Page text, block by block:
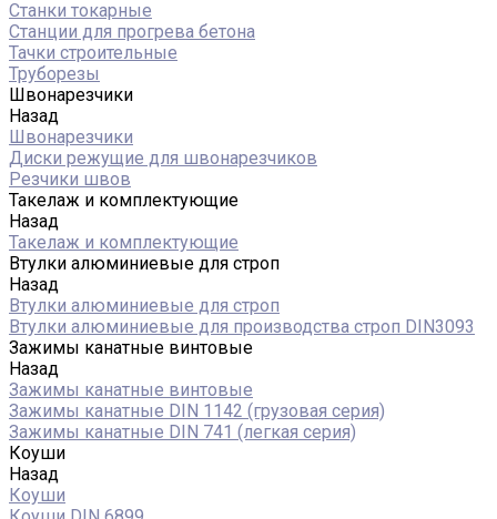
Станки токарные
Станции для прогрева бетона
Тачки строительные
Труборезы
Швонарезчики
Назад
Швонарезчики
Диски режущие для швонарезчиков
Резчики швов
Такелаж и комплектующие
Назад
Такелаж и комплектующие
Втулки алюминиевые для строп
Назад
Втулки алюминиевые для строп
Втулки алюминиевые для производства строп DIN3093
Зажимы канатные винтовые
Назад
Зажимы канатные винтовые
Зажимы канатные DIN 1142 (грузовая серия)
Зажимы канатные DIN 741 (легкая серия)
Коуши
Назад
Коуши